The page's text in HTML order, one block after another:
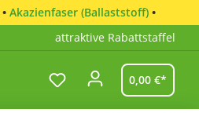
• Akazienfaser (Ballaststoff) •
attraktive Rabattstaffel
0,00 €*